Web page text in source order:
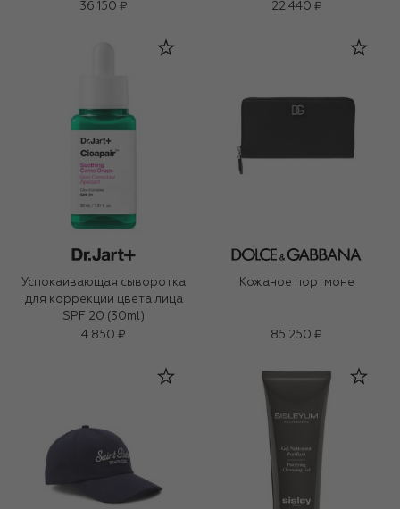
36 150 ₽
22 440 ₽
Успокаивающая сыворотка
для коррекции цвета лица
SPF 20 (30ml)
4 850 ₽
Кожаное портмоне
85 250 ₽